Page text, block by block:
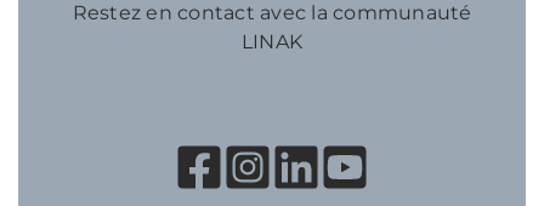
Restez en contact avec la communauté
LINAK